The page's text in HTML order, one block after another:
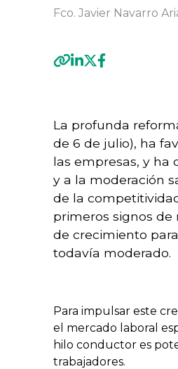
Fco. Javier Navarro
La profunda
de 6 de julio), ha
las empresas, y ha
y a la moderación
de la
primeros signos de
de crecimiento
todavía moderado.
Para impulsar este
el mercado laboral
hilo conductor es
trabajadores.